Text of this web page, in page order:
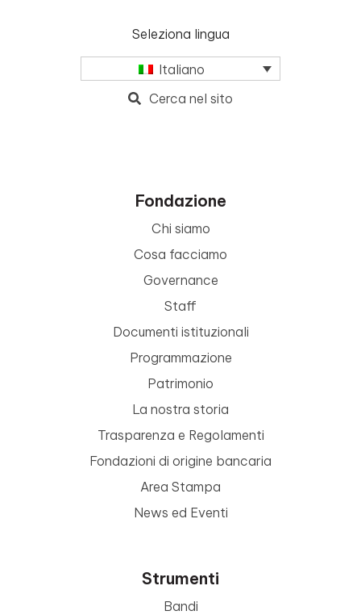
Seleziona lingua
Italiano
Cerca nel sito
Fondazione
Chi siamo
Cosa facciamo
Governance
Staff
Documenti istituzionali
Programmazione
Patrimonio
La nostra storia
Trasparenza e Regolamenti
Fondazioni di origine bancaria
Area Stampa
News ed Eventi
Strumenti
Bandi